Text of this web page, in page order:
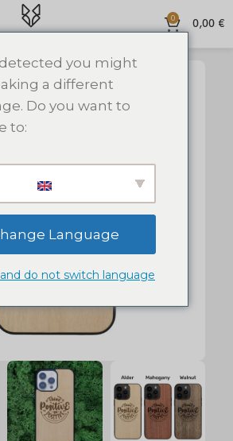
0 0,00 €
you might
a different
Do you want to
to:
Language
do not switch language